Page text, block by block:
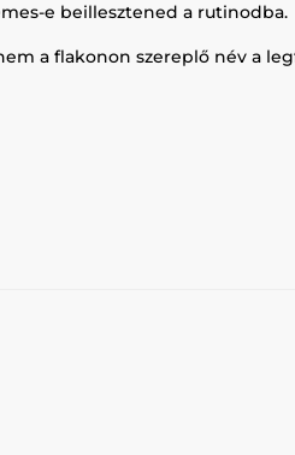
e beillesztened a rutinodba.
a flakonon szereplő név a